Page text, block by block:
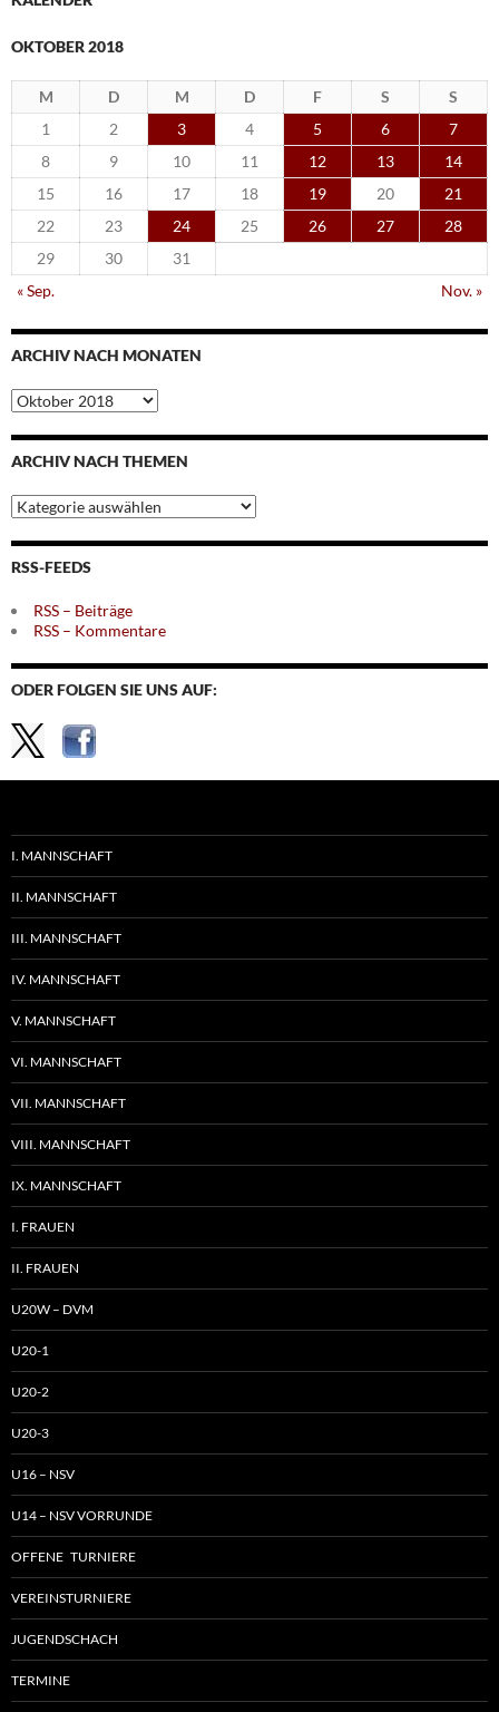
OKTOBER 2018
M D M D F S
S
1
2 3 4 5 6
7
8
9 10 11 12 13
14
15
16 17 18 19 20
21
22
23 24 25 26 27
28
29
30
31
« Sep.
Nov. »
ARCHIV NACH MONATEN
Archiv
nach
Monaten
ARCHIV NACH THEMEN
Archiv
nach
Themen
RSS-FEEDS
RSS – Beiträge
RSS – Kommentare
ODER FOLGEN SIE UNS AUF:
I. MANNSCHAFT
II. MANNSCHAFT
III. MANNSCHAFT
IV. MANNSCHAFT
V. MANNSCHAFT
VI. MANNSCHAFT
VII. MANNSCHAFT
VIII. MANNSCHAFT
IX. MANNSCHAFT
I. FRAUEN
II. FRAUEN
U20W – DVM
U20-1
U20-2
U20-3
U16 – NSV
U14 – NSV VORRUNDE
OFFENE TURNIERE
VEREINSTURNIERE
JUGENDSCHACH
TERMINE